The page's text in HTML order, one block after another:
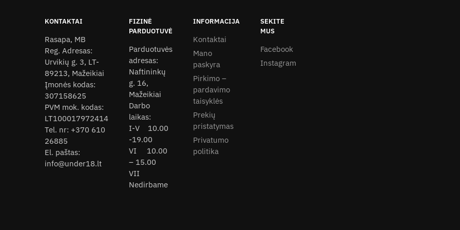
variants.
options
may
be
chosen
on
the
product
page
options
may
be
chosen
on
the
product
page
KONTAKTAI
Rasapa, MB
Reg. Adresas:
Urvikių g. 3, LT-
89213, Mažeikiai
Įmonės kodas:
307158625
PVM mok. kodas:
LT100017972414
Tel. nr: +370 610
26885
El. paštas:
info@under18.lt
FIZINĖ
PARDUOTUVĖ
Parduotuvės
adresas:
Naftininkų
g. 16,
Mažeikiai
Darbo
laikas:
I-V 10.00
-19.00
VI 10.00
– 15.00
VII
Nedirbame
INFORMACIJA
Kontaktai
Mano
paskyra
Pirkimo –
pardavimo
taisyklės
Prekių
pristatymas
Privatumo
politika
SEKITE
MUS
Facebook
Instagram